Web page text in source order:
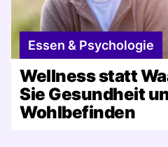
Essen & Psychologie
Wellness statt
Sie Gesundheit
Wohlbefinden